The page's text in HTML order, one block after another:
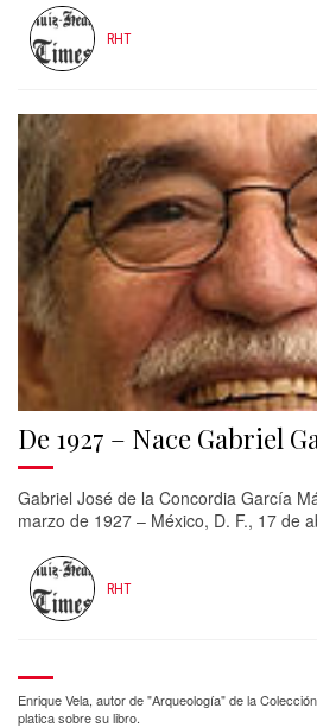
RHT
De 1927 – Nace Gabriel
Gabriel José de la Concordia García
marzo de 1927 – México, D. F., 17 de
RHT
Enrique Vela, autor de "Arqueología" de la
platica sobre su libro.